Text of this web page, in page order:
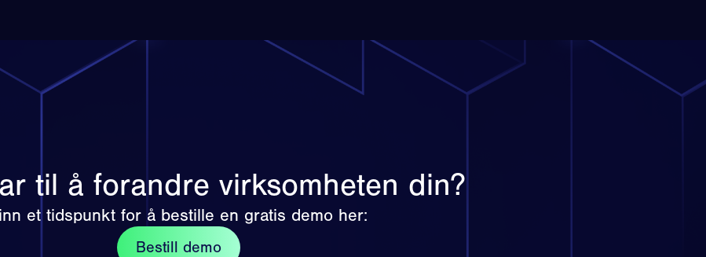
til å forandre virksomheten din?
et tidspunkt for å bestille en gratis demo her:
Bestill demo